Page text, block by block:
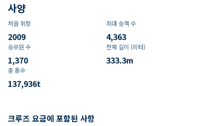
사양
처음 취항
2009
최대 승객 수
4,363
승무원 수
1,370
전체 길이 (미터)
333.3m
총 톤수
137,936t
크루즈 요금에 포함된 사항